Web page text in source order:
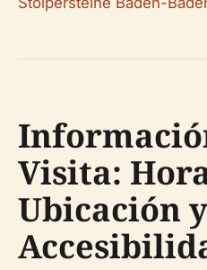
Visita:
Ubicación y